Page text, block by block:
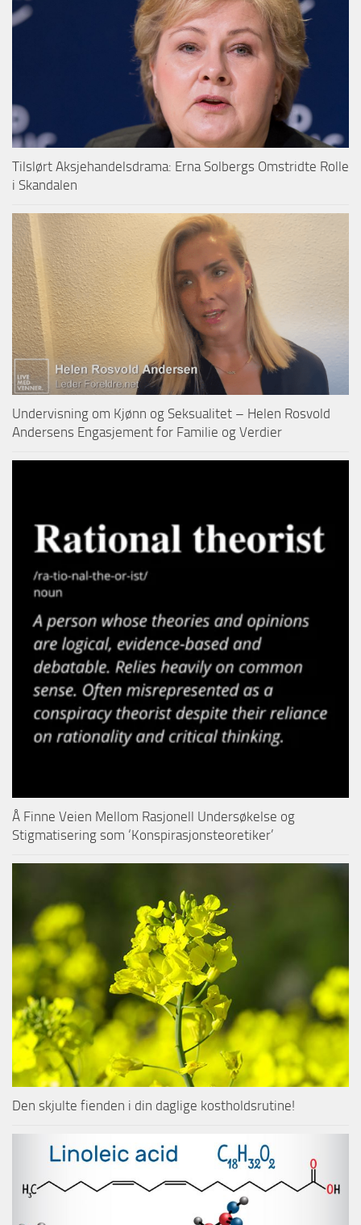
Tilslørt Aksjehandelsdrama: Erna Solbergs Omstridte Rolle
i Skandalen
Undervisning om Kjønn og Seksualitet – Helen Rosvold
Andersens Engasjement for Familie og Verdier
Å Finne Veien Mellom Rasjonell Undersøkelse og
Stigmatisering som ‘Konspirasjonsteoretiker’
Den skjulte fienden i din daglige kostholdsrutine!